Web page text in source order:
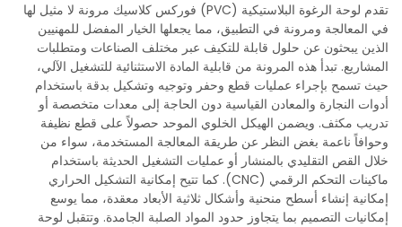
تقدم لوحة الرغوة البلاستيكية (PVC) فوركس كلاسيك مرونة لا مثيل لها
في المعالجة ومرونة في التطبيق، مما يجعلها الخيار المفضل للمهنيين
الذين يبحثون عن حلول قابلة للتكيف عبر مختلف الصناعات ومتطلبات
المشاريع. تبدأ هذه المرونة من قابلية المادة الاستثنائية للتشغيل الآلي،
حيث تسمح بإجراء عمليات قطع وحفر وتوجيه وتشكيل بدقة باستخدام
أدوات النجارة والمعادن القياسية دون الحاجة إلى معدات متخصصة أو
تدريب مكثف. ويضمن الهيكل الخلوي الموحد حصولاً على قطع نظيفة
وحوافاً ناعمة بغض النظر عن طريقة المعالجة المستخدمة، سواء من
خلال القص التقليدي بالمنشار أو عمليات التشغيل الحديثة باستخدام
ماكينات التحكم الرقمي (CNC). كما تتيح إمكانية التشكيل الحراري
إمكانية إنشاء أسطح منحنية وأشكال ثلاثية الأبعاد معقدة، مما يوسع
إمكانيات التصميم بما يتجاوز حدود المواد الصلبة الجامدة. وتتقبل لوحة